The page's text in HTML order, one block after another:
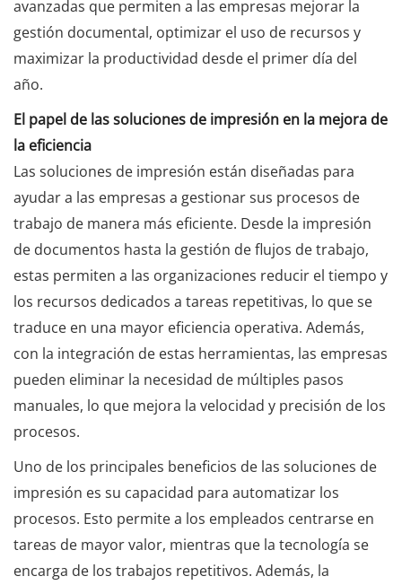
avanzadas que permiten a las empresas mejorar la
gestión documental, optimizar el uso de recursos y
maximizar la productividad desde el primer día del
año.
El papel de las soluciones de impresión en la mejora de
la eficiencia
Las soluciones de impresión están diseñadas para
ayudar a las empresas a gestionar sus procesos de
trabajo de manera más eficiente. Desde la impresión
de documentos hasta la gestión de flujos de trabajo,
estas permiten a las organizaciones reducir el tiempo y
los recursos dedicados a tareas repetitivas, lo que se
traduce en una mayor eficiencia operativa. Además,
con la integración de estas herramientas, las empresas
pueden eliminar la necesidad de múltiples pasos
manuales, lo que mejora la velocidad y precisión de los
procesos.
Uno de los principales beneficios de las soluciones de
impresión es su capacidad para automatizar los
procesos. Esto permite a los empleados centrarse en
tareas de mayor valor, mientras que la tecnología se
encarga de los trabajos repetitivos. Además, la